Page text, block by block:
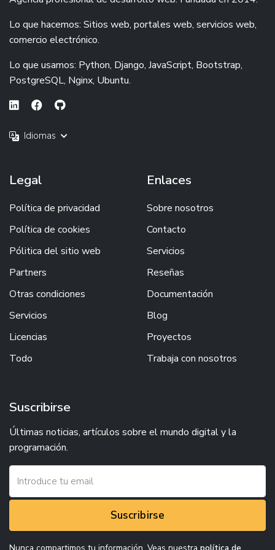
Lo que hacemos: Sitios web, portales web, servicios web,
comercio electrónico.
Lo que usamos: Python, Django, JavaScript, Bootstrap,
PostgreSQL, Nginx, Ubuntu.
Idiomas
Legal
Política de privacidad
Política de cookies
Pólitica del sitio web
Partners
Otras condiciones
Servicios
Licencias
Todo
Enlaces
Sobre nosotros
Contacto
Servicios
Reseñas
Documentación
Blog
Proyectos
Trabaja con nosotros
Suscribirse
Últimas noticias, artículos sobre el mundo digital y la
programación.
Suscribirse
Nunca compartimos tu información. Veas nuestra política de